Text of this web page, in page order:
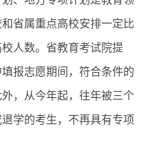
省属重点高校安排一定比
人数。省教育考试院提
报志愿期间，符合条件的
，从今年起，往年被三个
学的考生，不再具有专项